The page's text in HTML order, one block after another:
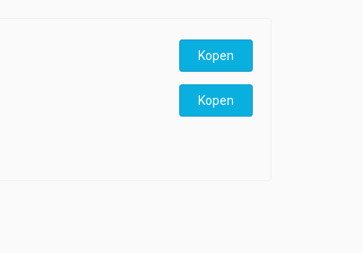
Kopen
Kopen